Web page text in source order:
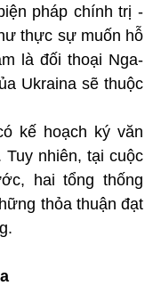
pháp chính trị -
thực sự muốn hỗ
là đối thoại Nga-
Ukraina sẽ thuộc
kế hoạch ký văn
nhiên, tại cuộc
hai tổng thống
thỏa thuận đạt